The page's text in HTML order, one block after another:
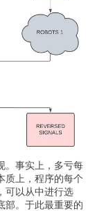
。事实上，多亏每
质上，程序的每个
可以从中进行选
部。于此最重要的